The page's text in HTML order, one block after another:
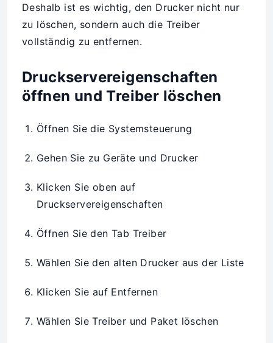
Deshalb ist es wichtig, den Drucker nicht nur
zu löschen, sondern auch die Treiber
vollständig zu entfernen.
Druckservereigenschaften
öffnen und Treiber löschen
Öffnen Sie die Systemsteuerung
Gehen Sie zu Geräte und Drucker
Klicken Sie oben auf
Druckservereigenschaften
Öffnen Sie den Tab Treiber
Wählen Sie den alten Drucker aus der Liste
Klicken Sie auf Entfernen
Wählen Sie Treiber und Paket löschen